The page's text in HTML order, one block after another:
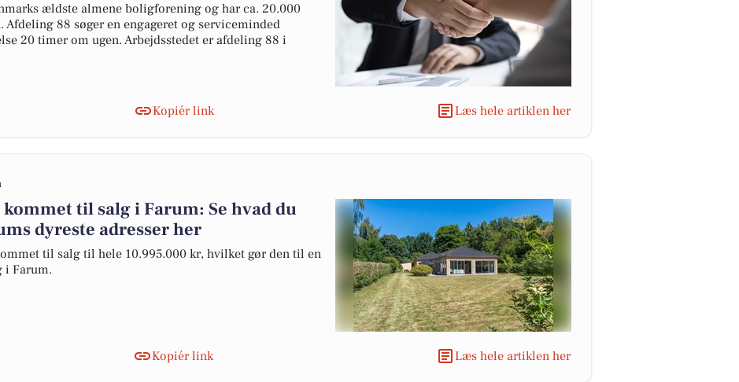
ældste almene boligforening og har ca. 20.000
88 søger en engageret og serviceminded
20 timer om ugen. Arbejdsstedet er afdeling 88 i
Kopiér link Læs hele artiklen her
til salg i Farum: Se hvad du
dyreste adresser her
til salg til hele 10.995.000 kr, hvilket gør den til en
i Farum.
Kopiér link Læs hele artiklen her